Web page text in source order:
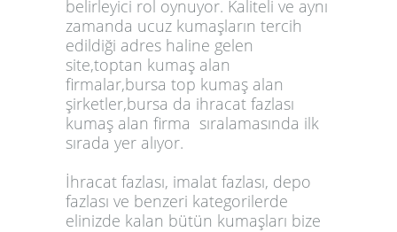
belirleyici rol oynuyor. Kaliteli ve aynı
zamanda ucuz kumaşların tercih
edildiği adres haline gelen
site,toptan kumaş alan
firmalar,bursa top kumaş alan
şirketler,bursa da ihracat fazlası
kumaş alan firma sıralamasında ilk
sırada yer alıyor.
İhracat fazlası, imalat fazlası, depo
fazlası ve benzeri kategorilerde
elinizde kalan bütün kumaşları bize